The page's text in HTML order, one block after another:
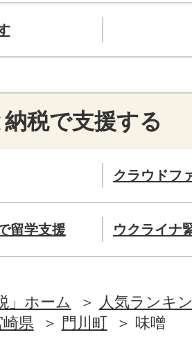
税で支援する
クラウドフ
留学支援 ウクライナ
」ホーム
人気ランキ
崎県 門川町 味噌